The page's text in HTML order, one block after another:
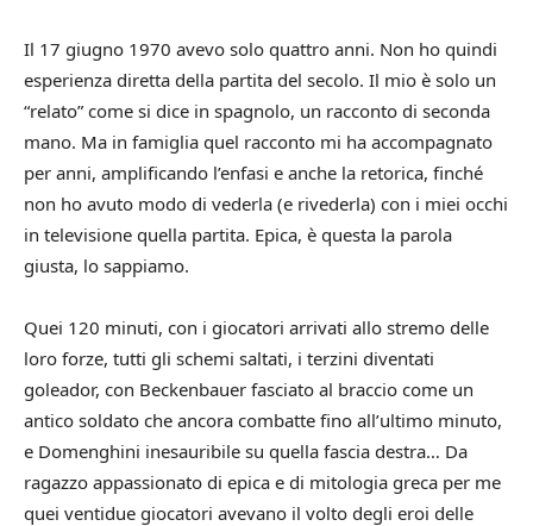
Il 17 giugno 1970 avevo solo quattro anni. Non ho quindi
esperienza diretta della partita del secolo. Il mio è solo un
“relato” come si dice in spagnolo, un racconto di seconda
mano. Ma in famiglia quel racconto mi ha accompagnato
per anni, amplificando l’enfasi e anche la retorica, finché
non ho avuto modo di vederla (e rivederla) con i miei occhi
in televisione quella partita. Epica, è questa la parola
giusta, lo sappiamo.
Quei 120 minuti, con i giocatori arrivati allo stremo delle
loro forze, tutti gli schemi saltati, i terzini diventati
goleador, con Beckenbauer fasciato al braccio come un
antico soldato che ancora combatte fino all’ultimo minuto,
e Domenghini inesauribile su quella fascia destra… Da
ragazzo appassionato di epica e di mitologia greca per me
quei ventidue giocatori avevano il volto degli eroi delle